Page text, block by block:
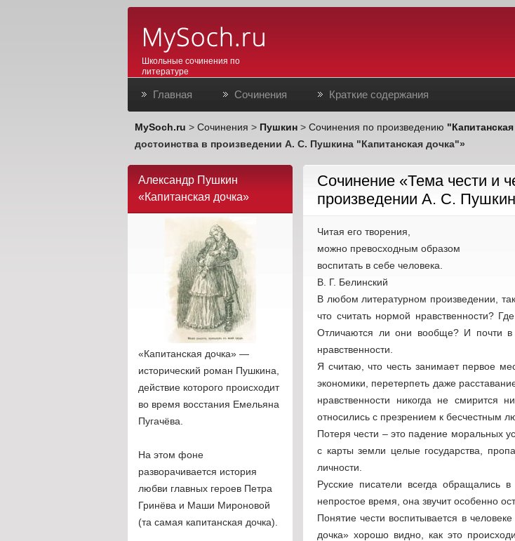
Школьные сочинения по
литературе
Главная Сочинения Краткие содержания
MySoch.ru > Сочинения > Пушкин > Сочинения по произведению
достоинства в произведении А. С. Пушкина "Капитанская дочка"»
Александр Пушкин
«Капитанская дочка»
«Капитанская дочка» —
исторический роман Пушкина,
действие которого происходит
во время восстания Емельяна
Пугачёва.
На этом фоне
разворачивается история
любви главных героев Петра
Гринёва и Маши Мироновой
(та самая капитанская дочка).
Cочинение «Тема чести и
произведении А. С.
Читая его творения,
можно превосходным образом
воспитать в себе человека.
В. Г. Белинский
В любом литературном произведении,
что считать нормой нравственности?
Отличаются ли они вообще? И почти в
нравственности.
Я считаю, что честь занимает первое
экономики, перетерпеть даже
нравственности никогда не смирится
относились с презрением к бесчестным
Потеря чести – это падение моральных
с карты земли целые государства,
личности.
Русские писатели всегда обращались
непростое время, она звучит особенно
Понятие чести воспитывается в
дочка» хорошо видно, как это